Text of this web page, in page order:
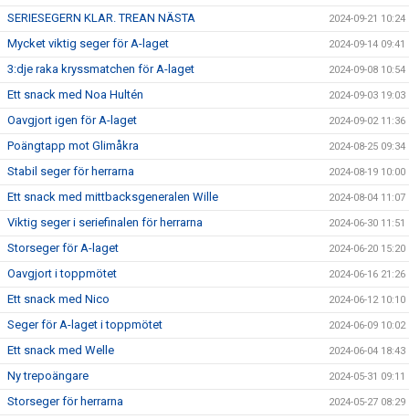
SERIESEGERN KLAR. TREAN NÄSTA 2024-09-21 10:24
Mycket viktig seger för A-laget 2024-09-14 09:41
3:dje raka kryssmatchen för A-laget 2024-09-08 10:54
Ett snack med Noa Hultén 2024-09-03 19:03
Oavgjort igen för A-laget 2024-09-02 11:36
Poängtapp mot Glimåkra 2024-08-25 09:34
Stabil seger för herrarna 2024-08-19 10:00
Ett snack med mittbacksgeneralen Wille 2024-08-04 11:07
Viktig seger i seriefinalen för herrarna 2024-06-30 11:51
Storseger för A-laget 2024-06-20 15:20
Oavgjort i toppmötet 2024-06-16 21:26
Ett snack med Nico 2024-06-12 10:10
Seger för A-laget i toppmötet 2024-06-09 10:02
Ett snack med Welle 2024-06-04 18:43
Ny trepoängare 2024-05-31 09:11
Storseger för herrarna 2024-05-27 08:29